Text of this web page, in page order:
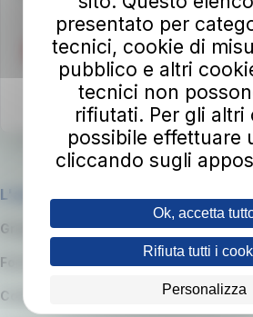
L'azienda
Gruppo RATP
Fornitori e Gare
Codice etico e modello organizzativo
presentato per
tecnici, cookie di
pubblico e altri
tecnici non
rifiutati. Per gli altri
possibile effettuare
cliccando sugli
Ok, accetta
Rifiuta tutti i
Personalizza